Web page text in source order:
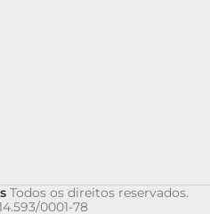
Todos os direitos reservados.
0001-78